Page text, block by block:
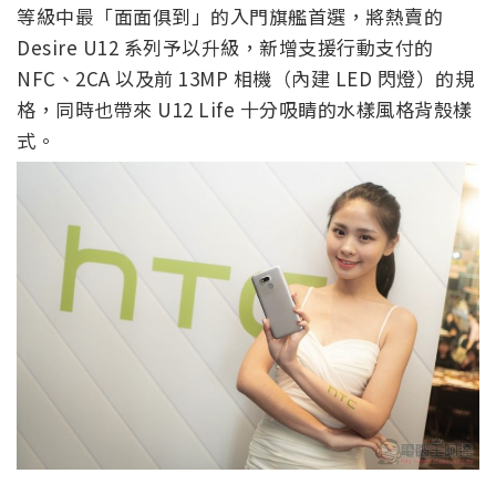
等級中最「面面俱到」的入門旗艦首選，將熱賣的
Desire U12 系列予以升級，新增支援行動支付的
NFC、2CA 以及前 13MP 相機（內建 LED 閃燈）的規
格，同時也帶來 U12 Life 十分吸睛的水樣風格背殼樣
式。